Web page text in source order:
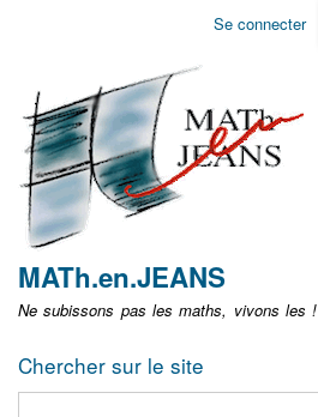
Aller
non
identifié
Se connecter
MATh.en.JEANS
Ne subissons pas les maths, vivons les !
Chercher sur le site